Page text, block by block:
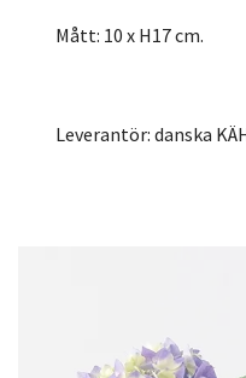
Mått: 10 x H17 cm.
Leverantör: danska